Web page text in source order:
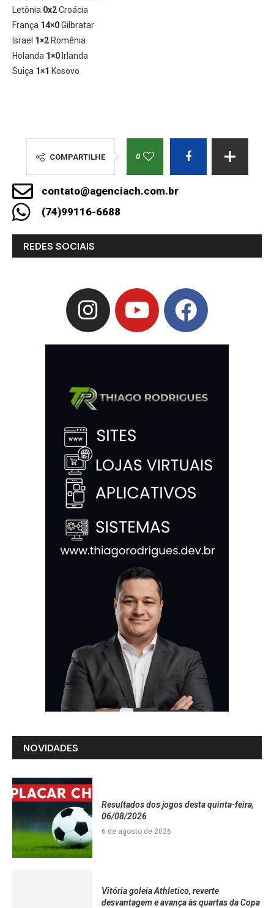
Letônia 0x2Croácia
França 14×0Gilbratar
Israel 1×2 Romênia
Holanda 1×0 Irlanda
Suiça 1×1 Kosovo
COMPARTILHE 0
contato@agenciach.com.br
(74)99116-6688
REDES SOCIAIS
NOVIDADES
Resultados dos jogos desta quinta-feira,
06/08/2026
6 de agosto de 2026
Vitória goleia Athletico, reverte
desvantagem e avança às quartas da Copa